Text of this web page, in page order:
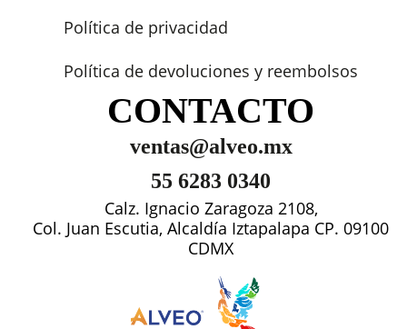
Política de privacidad
Política de devoluciones y reembolsos
CONTACTO
ventas@alveo.mx
55 6283 0340
Calz. Ignacio Zaragoza 2108,
Col. Juan Escutia, Alcaldía Iztapalapa CP. 09100
CDMX